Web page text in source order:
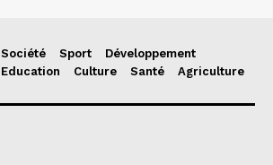
Société Sport
Développement
Education Culture Santé Agriculture